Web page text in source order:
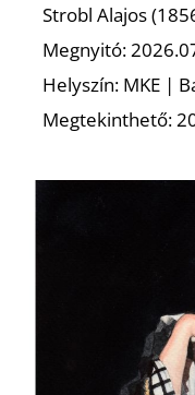
Strobl Alajos
Megnyitó:
Helyszín: MKE |
Megtekinthető: